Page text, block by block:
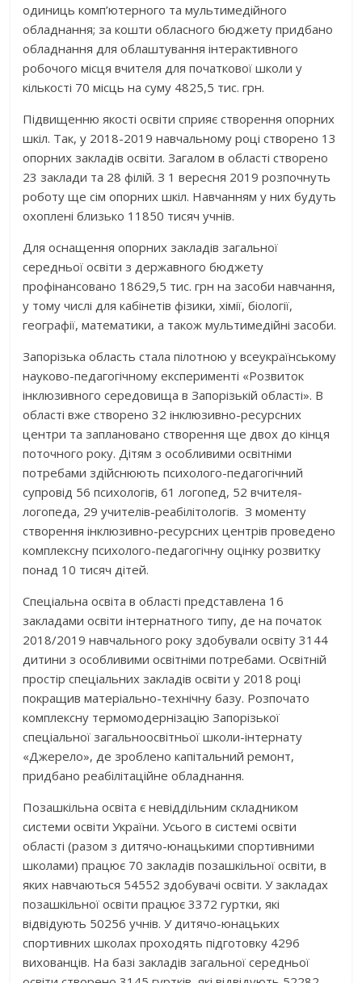
одиниць комп’ютерного та мультимедійного
обладнання; за кошти обласного бюджету придбано
обладнання для облаштування інтерактивного
робочого місця вчителя для початкової школи у
кількості 70 місць на суму 4825,5 тис. грн.
Підвищенню якості освіти сприяє створення опорних
шкіл. Так, у 2018-2019 навчальному році створено 13
опорних закладів освіти. Загалом в області створено
23 заклади та 28 філій. З 1 вересня 2019 розпочнуть
роботу ще сім опорних шкіл. Навчанням у них будуть
охоплені близько 11850 тисяч учнів.
Для оснащення опорних закладів загальної
середньої освіти з державного бюджету
профінансовано 18629,5 тис. грн на засоби навчання,
у тому числі для кабінетів фізики, хімії, біології,
географії, математики, а також мультимедійні засоби.
Запорізька область стала пілотною у всеукраїнському
науково-педагогічному експерименті «Розвиток
інклюзивного середовища в Запорізькій області». В
області вже створено 32 інклюзивно-ресурсних
центри та заплановано створення ще двох до кінця
поточного року. Дітям з особливими освітніми
потребами здійснюють психолого-педагогічний
супровід 56 психологів, 61 логопед, 52 вчителя-
логопеда, 29 учителів-реабілітологів. З моменту
створення інклюзивно-ресурсних центрів проведено
комплексну психолого-педагогічну оцінку розвитку
понад 10 тисяч дітей.
Спеціальна освіта в області представлена 16
закладами освіти інтернатного типу, де на початок
2018/2019 навчального року здобували освіту 3144
дитини з особливими освітніми потребами. Освітній
простір спеціальних закладів освіти у 2018 році
покращив матеріально-технічну базу. Розпочато
комплексну термомодернізацію Запорізької
спеціальної загальноосвітньої школи-інтернату
«Джерело», де зроблено капітальний ремонт,
придбано реабілітаційне обладнання.
Позашкільна освіта є невіддільним складником
системи освіти України. Усього в системі освіти
області (разом з дитячо-юнацькими спортивними
школами) працює 70 закладів позашкільної освіти, в
яких навчаються 54552 здобувачі освіти. У закладах
позашкільної освіти працює 3372 гуртки, які
відвідують 50256 учнів. У дитячо-юнацьких
спортивних школах проходять підготовку 4296
вихованців. На базі закладів загальної середньої